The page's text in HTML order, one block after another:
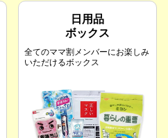
日用品
ボックス
全てのママ割メンバーにお楽しみ
いただけるボックス